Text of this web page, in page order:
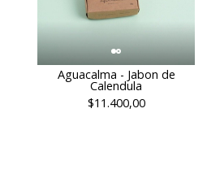
Aguacalma - Jabon de
Calendula
$11.400,00